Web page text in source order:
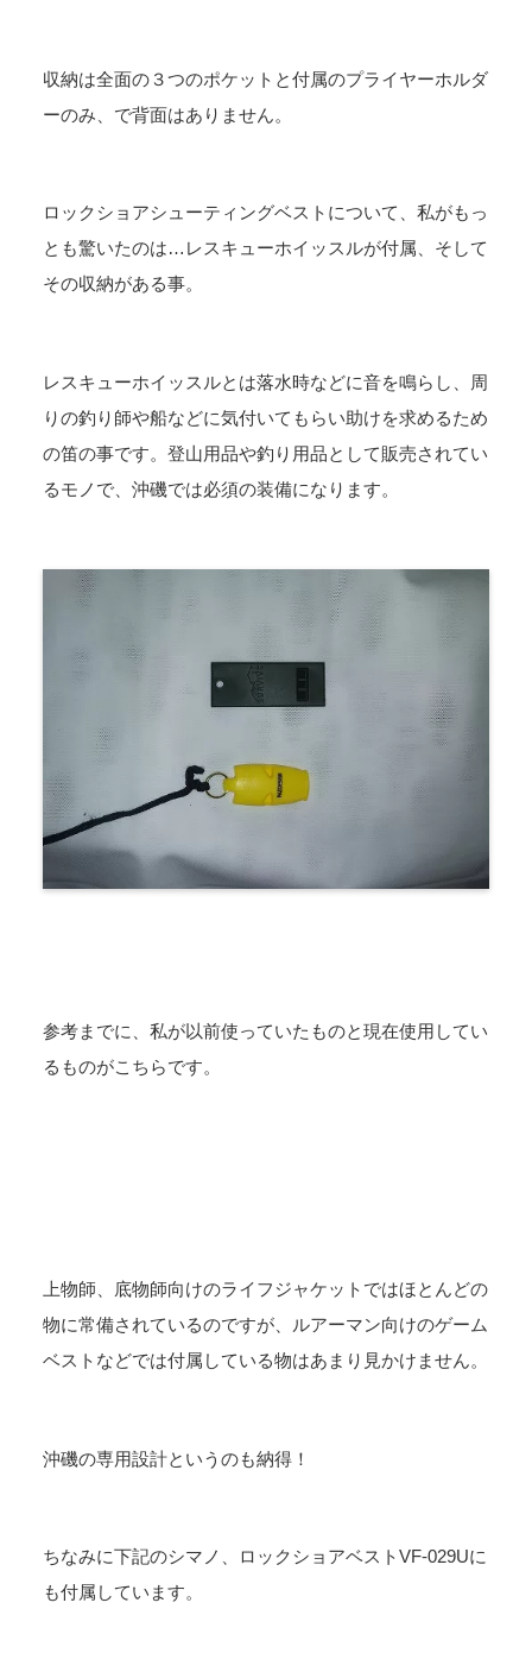
収納は全面の３つのポケットと付属のプライヤーホルダ
ーのみ、で背面はありません。
ロックショアシューティングベストについて、私がもっ
とも驚いたのは…レスキューホイッスルが付属、そして
その収納がある事。
レスキューホイッスルとは落水時などに音を鳴らし、周
りの釣り師や船などに気付いてもらい助けを求めるため
の笛の事です。登山用品や釣り用品として販売されてい
るモノで、沖磯では必須の装備になります。
参考までに、私が以前使っていたものと現在使用してい
るものがこちらです。
上物師、底物師向けのライフジャケットではほとんどの
物に常備されているのですが、ルアーマン向けのゲーム
ベストなどでは付属している物はあまり見かけません。
沖磯の専用設計というのも納得！
ちなみに下記のシマノ、ロックショアベストVF-029Uに
も付属しています。